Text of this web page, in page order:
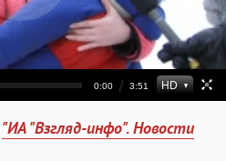
"ИА "Взгляд-инфо". Новости